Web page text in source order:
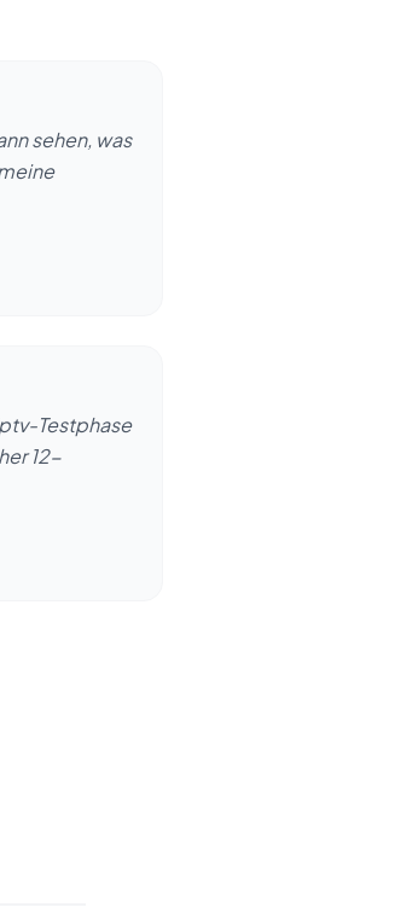
sehen, was
Testphase
12-